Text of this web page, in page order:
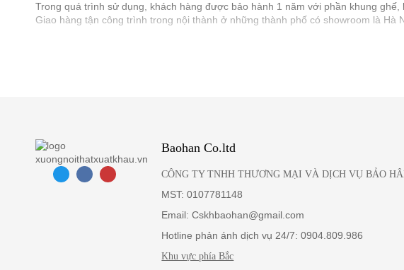
Trong quá trình sử dụng, khách hàng được bảo hành 1 năm với phần khung ghế,
Giao hàng tận công trình trong nội thành ở những thành phố có showroom là Hà
Baohan Co.ltd
CÔNG TY TNHH THƯƠNG MẠI VÀ DỊCH VỤ BẢO
MST: 0107781148
Email: Cskhbaohan@gmail.com
Hotline phản ánh dịch vụ 24/7: 0904.809.986
Khu vực phía Bắc